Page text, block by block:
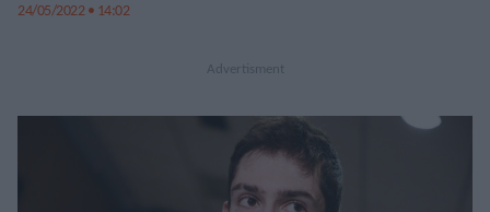
μετέχοντες και στις μετέχουσες να κυνηγήσουν καλές επιδόσεις
Μίλτος Τεντόγλου έχει προγραμματίσει να […]
24/05/2022 • 14:02